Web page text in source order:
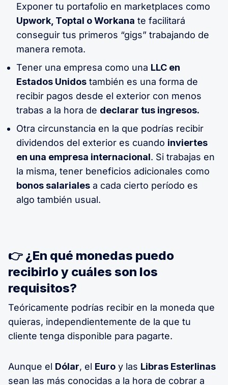
Exponer tu portafolio en marketplaces como
Upwork, Toptal o Workana te facilitará
conseguir tus primeros “gigs” trabajando de
manera remota.
Tener una empresa como una LLC en
Estados Unidos también es una forma de
recibir pagos desde el exterior con menos
trabas a la hora de declarar tus ingresos.
Otra circunstancia en la que podrías recibir
dividendos del exterior es cuando inviertes
en una empresa internacional. Si trabajas en
la misma, tener beneficios adicionales como
bonos salariales a cada cierto período es
algo también usual.
👉 ¿En qué monedas puedo
recibirlo y cuáles son los
requisitos?
Teóricamente podrías recibir en la moneda que
quieras, independientemente de la que tu
cliente tenga disponible para pagarte.
Aunque el Dólar, el Euro y las Libras Esterlinas
sean las más conocidas a la hora de cobrar a